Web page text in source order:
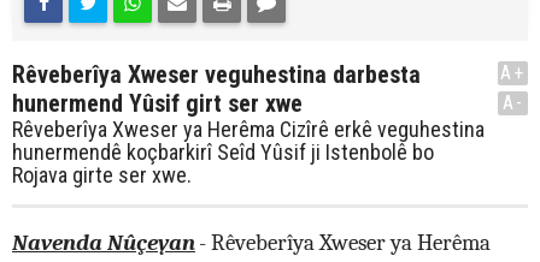
Rêveberîya Xweser veguhestina darbesta
hunermend Yûsif girt ser xwe
Rêveberîya Xweser ya Herêma Cizîrê erkê veguhestina
hunermendê koçbarkirî Seîd Yûsif ji Istenbolê bo
Rojava girte ser xwe.
A+
A-
Navenda Nûçeyan-Rêveberîya Xweser ya Herêma